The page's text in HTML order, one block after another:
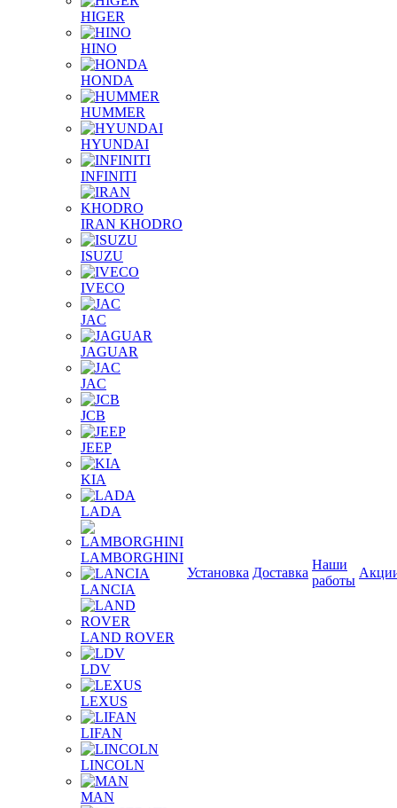
HIGER
HINO
HONDA
HUMMER
HYUNDAI
INFINITI
IRAN KHODRO
ISUZU
IVECO
JAC
JAGUAR
JAС
JCB
JEEP
KIA
LADA
LAMBORGHINI
LANCIA
LAND ROVER
LDV
LEXUS
LIFAN
LINCOLN
MAN
Установка Доставка
Наши
работы